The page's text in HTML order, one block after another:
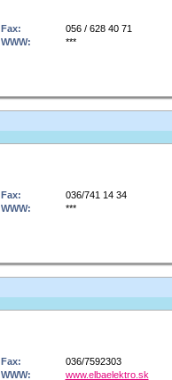
Fax:
056 / 628 40 71
WWW: ***
Fax:
036/741 14 34
WWW: ***
Fax:
036/7592303
WWW: www.elbaelektro.sk